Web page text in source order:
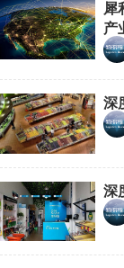
犀
产
深
深